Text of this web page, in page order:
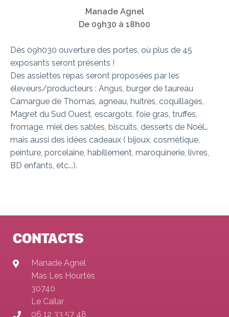
Manade Agnel
De 09h30 à 18h00
Dès 09h030 ouverture des portes, où plus de 45
exposants seront présents !
Des assiettes repas seront proposées par les
éleveurs/producteurs : Angus, burger de taureau
Camargue de Thomas, agneau, huitres, coquillages,
Magret du Sud Ouest, escargots, foie gras, truffes,
fromage, miel des sables, biscuits, desserts de Noël…
mais aussi des idées cadeaux ( bijoux, cosmétique,
peinture, porcelaine, habillement, maroquinerie, livres,
BD enfants, etc...).
CONTACTS
Manade Agnel
Mas Les Hourtès
30740
Le Cailar
06 12 33 57 48